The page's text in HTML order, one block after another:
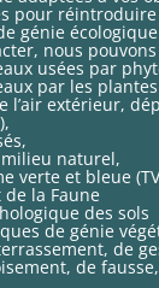
pour
génie
nous
usées par
par les
l’air extérieur,
naturel,
verte et bleue
la Faune
des sols
de génie
de
de